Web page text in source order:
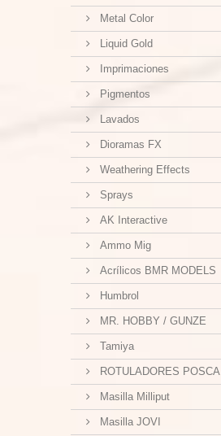
Metal Color
Liquid Gold
Imprimaciones
Pigmentos
Lavados
Dioramas FX
Weathering Effects
Sprays
AK Interactive
Ammo Mig
Acrílicos BMR MODELS
Humbrol
MR. HOBBY / GUNZE
Tamiya
ROTULADORES POSCA
Masilla Milliput
Masilla JOVI